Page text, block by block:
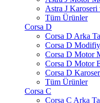
Astra J
Tüm Ürünler
Corsa D
Corsa D Arka
Corsa D
Corsa D Motor
Corsa D Motor
Corsa D
Tüm Ürünler
Corsa C
Corsa C Arka